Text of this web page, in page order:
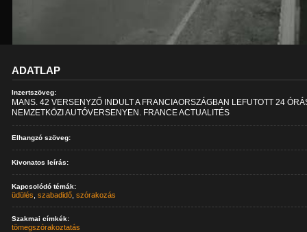
ADATLAP
Inzertszöveg:
MANS. 42 VERSENYZŐ INDULT A FRANCIAORSZÁGBAN LEFUTOTT 24
NEMZETKÖZI AUTÓVERSENYEN. FRANCE ACTUALITÉS
Elhangzó szöveg:
Kivonatos leírás:
Kapcsolódó témák:
üdülés ,szabadidő ,szórakozás
Szakmai címkék:
tömegszórakoztatás